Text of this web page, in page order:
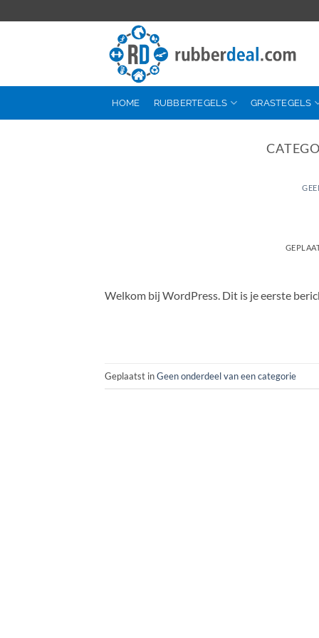
naar
HOME RUBBERTEGELS GRASTEGELS
Welkom bij WordPress. Dit is je eerste
Geplaatst inGeen onderdeel van een categorie